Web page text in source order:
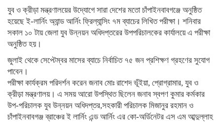
যুব ও ক্রীড়া মন্ত্রণালয়ের উদ্যোগে সারা দেশের মতো চাঁপাইনবাবগঞ্জে অনুষ্ঠিত
হয়েছে ই-লার্নিং অ্যান্ড আর্নিং ফ্রিল্যান্সিং ৭ম ব্যাচের লিখিত পরীক্ষা। শনিবার
সকাল ১০ টায় জেলা যুব উন্নয়ন অধিদপ্তরের উপপরিচালকের কার্যালয়ে এ পরীক্ষা
অনুষ্ঠিত হয়।
জুলাই থেকে সেপ্টেম্বর মাসের ব্যাচে নির্বাচিত ৭৫ জন প্রশিক্ষণ গ্রহণের সুযোগ
পাবেন।
পরীক্ষা কার্যক্রম পরিদর্শন করেন জনাব মোঃ রাশেদ ভূঁইয়া, প্রোগ্রামার, যুব ও
ক্রীড়া মন্ত্রণালয়। এ সময় আরো উপস্থিত ছিলেন জনাব স্বপণ কুমার কর্মকার
উপ-পরিচালক যুব উন্নয়ন অধিদপ্তর,সহকারী পরিচালক মিজানুর রহমান ও
চাঁপাইনবাবগঞ্জ ব্রাঞ্চের ই লার্নিং এন্ড আর্নিং এর কো-অর্ডিনেটর এস এম আব্দুল্লাহ